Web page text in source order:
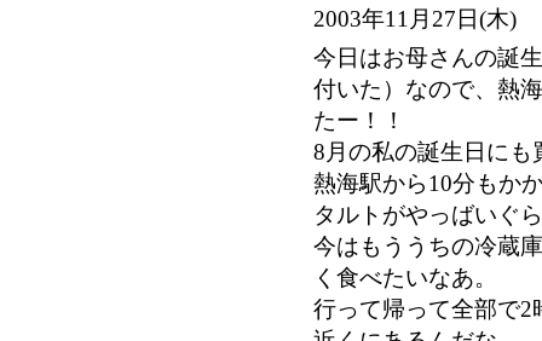
2003年11月27日(木)
今日はお母さんの誕
付いた）なので、熱
たー！！
8月の私の誕生日に
熱海駅から10分もか
タルトがやっばいぐ
今はもううちの冷蔵
く食べたいなあ。
行って帰って全部で